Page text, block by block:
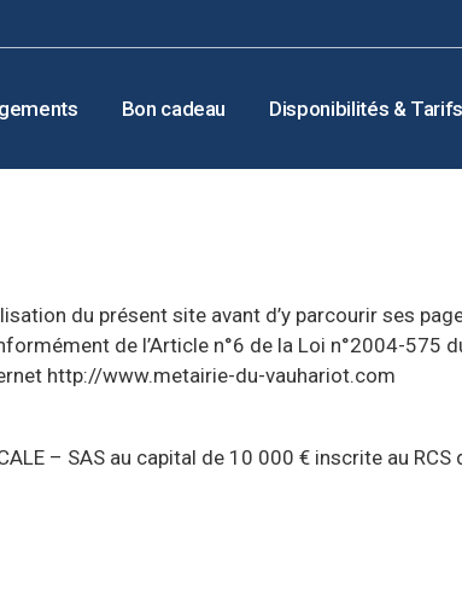
Bon cadeau Disponibilités & Tarifs
du présent site avant d’y parcourir ses
de l’Article n°6 de la Loi n°2004-575
http://www.metairie-du-vauhariot.com
– SAS au capital de 10 000 € inscrite au